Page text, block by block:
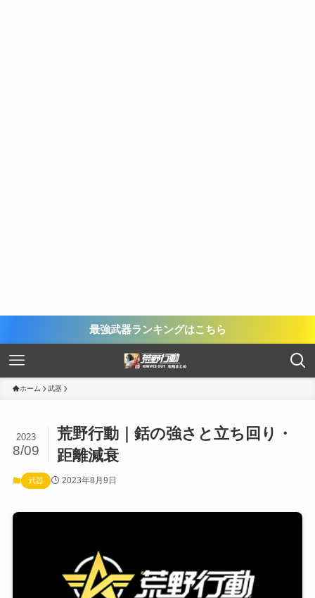
最強武器ランキングはこちら
ホーム 武器
荒野行動｜銛の強さと立ち回り・
距離減衰
2023
8/09
武器 2023年8月9日